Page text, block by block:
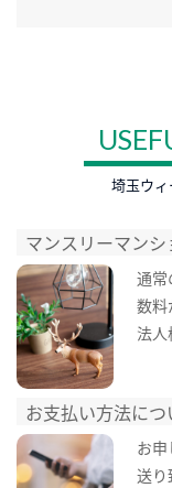
埼玉ウ
マンスリーマンシ
通常
数料
法人
お支払い方法につ
お
送り